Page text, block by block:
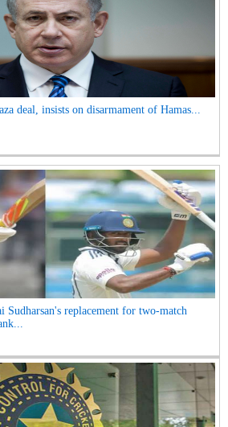
deal, insists on disarmament of Hamas...
Sudharsan's replacement for two-match